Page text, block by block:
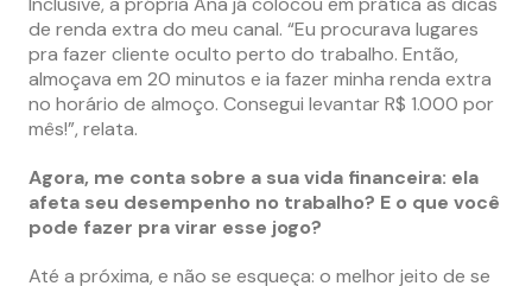
de renda extra do meu canal. “Eu procurava lugares
pra fazer cliente oculto perto do trabalho. Então,
almoçava em 20 minutos e ia fazer minha renda extra
no horário de almoço. Consegui levantar R$ 1.000 por
mês!”, relata.
Agora, me conta sobre a sua vida financeira: ela
afeta seu desempenho no trabalho? E o que você
pode fazer pra virar esse jogo?
Até a próxima, e não se esqueça: o melhor jeito de se